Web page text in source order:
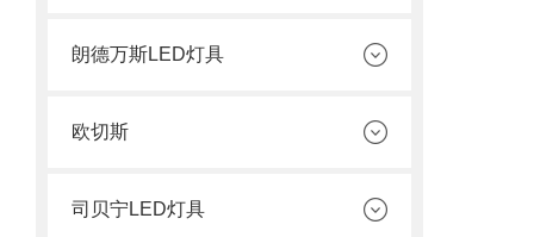
朗德万斯LED灯具
欧切斯
司贝宁LED灯具